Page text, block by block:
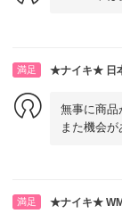
満足 ★ナイキ★ 日
無事に商品
また機会が
満足 ★ナイキ★